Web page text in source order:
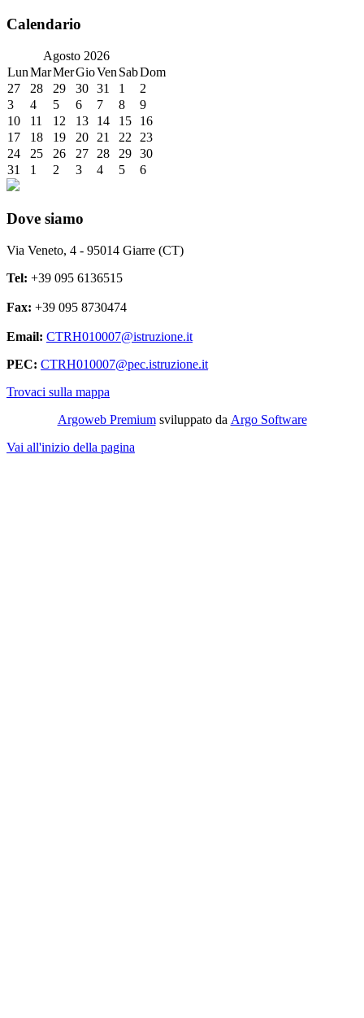
Calendario
Agosto 2026
LunMarMerGioVenSabDom
27
28 29 30 31 1
2
3
4 5 6 7 8
9
10
11 12 13 14 15
16
17
18 19 20 21 22 23
24
25 26 27 28 29 30
31
1 2 3 4 5 6
Dove siamo
Via Veneto, 4 - 95014 Giarre (CT)
Tel: +39 095 6136515
Fax: +39 095 8730474
Email: CTRH010007@istruzione.it
PEC: CTRH010007@pec.istruzione.it
Trovaci sulla mappa
Argoweb Premiumsviluppato da Argo Software
Vai all'inizio della pagina